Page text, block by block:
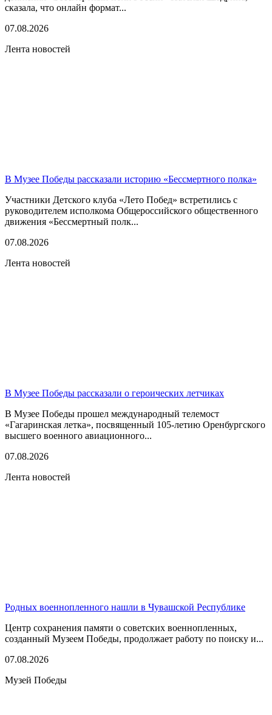
сказала, что онлайн формат...
07.08.2026
Лента новостей
В Музее Победы рассказали историю «Бессмертного полка»
Участники Детского клуба «Лето Побед» встретились с
руководителем исполкома Общероссийского общественного
движения «Бессмертный полк...
07.08.2026
Лента новостей
В Музее Победы рассказали о героических летчиках
В Музее Победы прошел международный телемост
«Гагаринская летка», посвященный 105-летию Оренбургского
высшего военного авиационного...
07.08.2026
Лента новостей
Родных военнопленного нашли в Чувашской Республике
Центр сохранения памяти о советских военнопленных,
созданный Музеем Победы, продолжает работу по поиску и...
07.08.2026
Музей Победы